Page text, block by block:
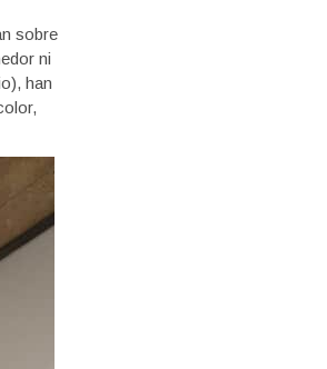
sobre
ni
han